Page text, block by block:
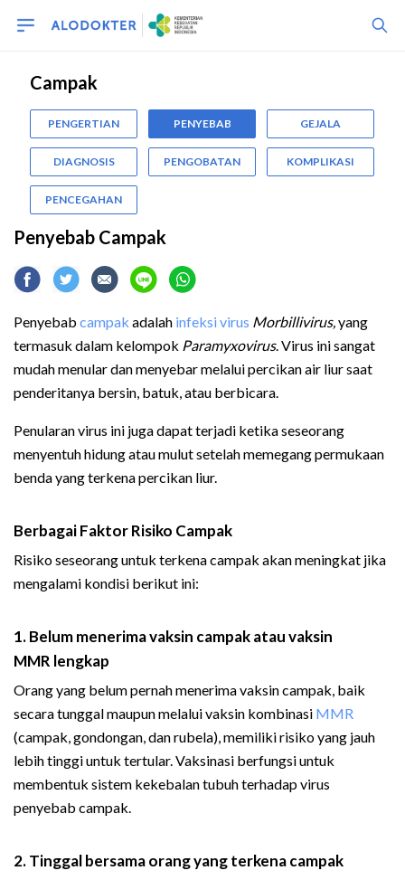
Campak
PENGERTIAN PENYEBAB GEJALA
DIAGNOSIS PENGOBATAN KOMPLIKASI
PENCEGAHAN
Penyebab Campak
Penyebab campak adalah infeksi virus Morbillivirus,yang
termasuk dalam kelompok Paramyxovirus. Virus ini sangat
mudah menular dan menyebar melalui percikan air liur saat
penderitanya bersin, batuk, atau berbicara.
Penularan virus ini juga dapat terjadi ketika seseorang
menyentuh hidung atau mulut setelah memegang permukaan
benda yang terkena percikan liur.
Berbagai Faktor Risiko Campak
Risiko seseorang untuk terkena campak akan meningkat jika
mengalami kondisi berikut ini:
1. Belum menerima vaksin campak atauvaksin
MMR lengkap
Orang yang belum pernah menerima vaksin campak, baik
secara tunggal maupun melalui vaksin kombinasi MMR
(campak, gondongan, dan rubela), memiliki risiko yang jauh
lebih tinggi untuk tertular. Vaksinasi berfungsi untuk
membentuk sistem kekebalan tubuh terhadap virus
penyebab campak.
2. Tinggal bersama orang yang terkena campak